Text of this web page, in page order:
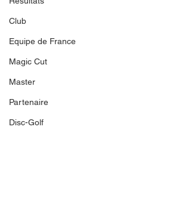
Club
Equipe de France
Magic Cut
Master
Partenaire
Disc-Golf